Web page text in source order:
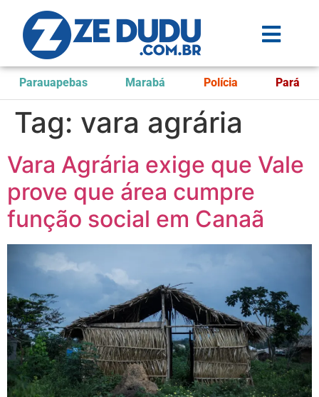
Parauapebas Marabá Polícia Pará
Tag: vara agrária
Vara Agrária exige que Vale
prove que área cumpre
função social em Canaã